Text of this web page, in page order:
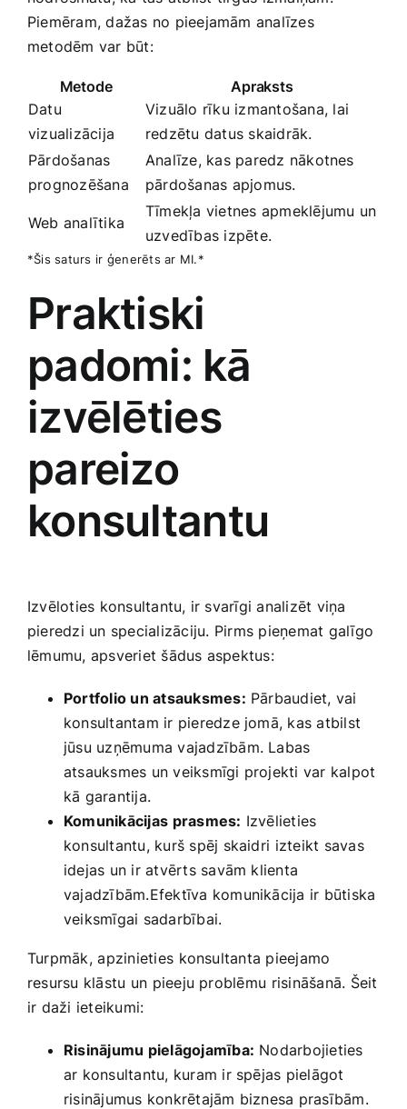
Piemēram, dažas no pieejamām analīzes
metodēm var būt:
Metode
Apraksts
Datu
‌vizualizācija
Vizuālo rīku izmantošana, ⁢lai
redzētu datus skaidrāk.
Pārdošanas
prognozēšana
Analīze, kas paredz nākotnes⁤
pārdošanas apjomus.
Web analītika
Tīmekļa vietnes‌ apmeklējumu un
uzvedības izpēte.
*Šis saturs ir⁤ ģenerēts ⁣ar MI.*
Praktiski
padomi: ⁤kā
‌izvēlēties
pareizo
konsultantu
Izvēloties konsultantu,‍ ir svarīgi analizēt viņa​
pieredzi un specializāciju.⁤ Pirms pieņemat galīgo
lēmumu, apsveriet šādus aspektus:
Portfolio un atsauksmes: Pārbaudiet, vai
konsultantam ir pieredze jomā, kas atbilst
jūsu uzņēmuma vajadzībām. Labas
atsauksmes un veiksmīgi projekti var ​kalpot
kā garantija.
Komunikācijas⁢ prasmes: Izvēlieties
konsultantu, kurš spēj skaidri ⁣izteikt savas
idejas un ir atvērts savām klienta
vajadzībām.Efektīva ​komunikācija ir būtiska⁢
veiksmīgai sadarbībai.
Turpmāk, ⁣apzinieties⁣ konsultanta pieejamo
resursu klāstu ⁤un pieeju problēmu⁣ risināšanā. Šeit
ir daži ieteikumi:
Risinājumu pielāgojamība: Nodarbojieties
ar konsultantu, kuram ir spējas pielāgot
risinājumus konkrētajām biznesa prasībām.